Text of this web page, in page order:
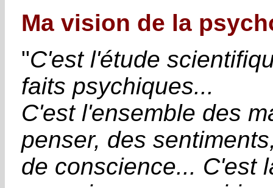
Ma vision de la
"C'est l'étude
faits psychiques...
C'est l'ensemble des
penser, des
de conscience... C'est